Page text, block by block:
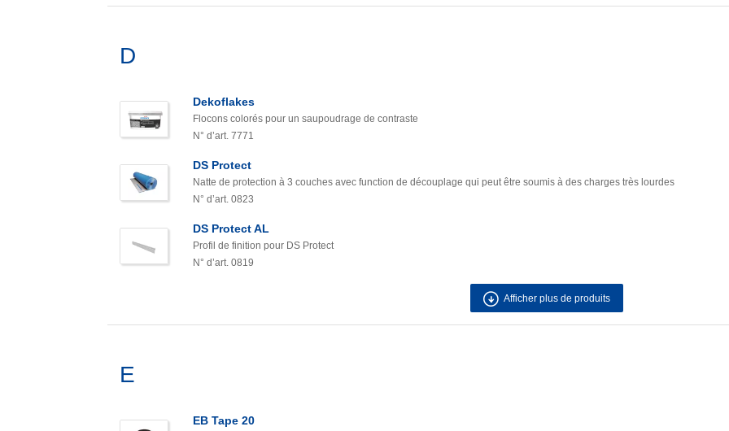
D
Dekoflakes
Flocons colorés pour un saupoudrage de contraste
N° d’art. 7771
DS Protect
Natte de protection à 3 couches avec function de découplage qui peut être soumis à des charges très lourdes
N° d’art. 0823
DS Protect AL
Profil de finition pour DS Protect
N° d’art. 0819
Afficher plus de produits
E
EB Tape 20